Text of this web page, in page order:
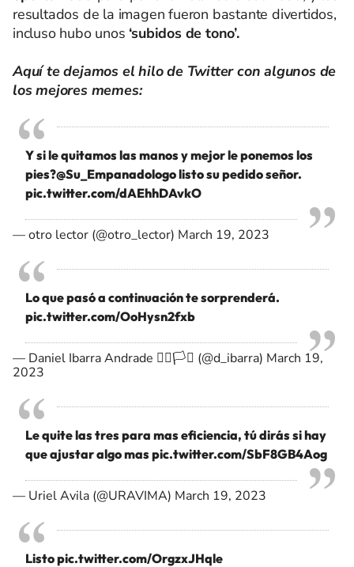
resultados de la imagen fueron bastante divertidos,
incluso hubo unos ‘subidos de tono’.
Aquí te dejamos el hilo de Twitter con algunos de
los mejores memes:
Y si le quitamos las manos y mejor le ponemos los
pies?@Su_Empanadologolisto su pedido señor.
pic.twitter.com/dAEhhDAvkO
— otro lector (@otro_lector) March 19, 2023
Lo que pasó a continuación te sorprenderá.
pic.twitter.com/OoHysn2fxb
— Daniel Ibarra Andrade 🏳️‍🌈🏳️‍⚧️ (@d_ibarra) March 19,
2023
Le quite las tres para mas eficiencia, tú dirás si hay
que ajustar algo maspic.twitter.com/SbF8GB4Aog
— Uriel Avila (@URAVIMA) March 19, 2023
Listopic.twitter.com/OrgzxJHqle